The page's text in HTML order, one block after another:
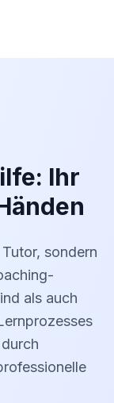
Ihr
sondern
als auch